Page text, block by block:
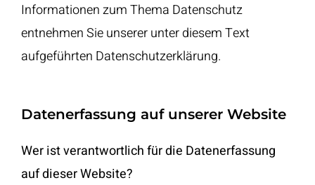
Informationen zum Thema Datenschutz
entnehmen Sie unserer unter diesem Text
aufgeführten Datenschutzerklärung.
Datenerfassung auf unserer Website
Wer ist verantwortlich für die Datenerfassung
auf dieser Website?